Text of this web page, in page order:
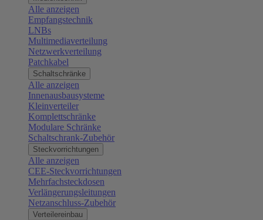
Alle anzeigen
Empfangstechnik
LNBs
Multimediaverteilung
Netzwerkverteilung
Patchkabel
Schaltschränke
Alle anzeigen
Innenausbausysteme
Kleinverteiler
Komplettschränke
Modulare Schränke
Schaltschrank-Zubehör
Steckvorrichtungen
Alle anzeigen
CEE-Steckvorrichtungen
Mehrfachsteckdosen
Verlängerungsleitungen
Netzanschluss-Zubehör
Verteilereinbau